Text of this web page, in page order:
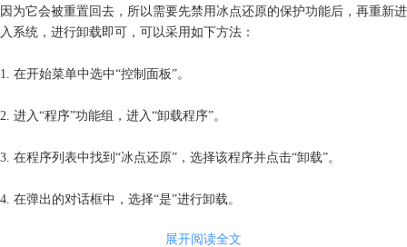
因为它会被重置回去，所以需要先禁用冰点还原的保护功能后，再重新进
入系统，进行卸载即可，可以采用如下方法：
1. 在开始菜单中选中“控制面板”。
2. 进入“程序”功能组，进入“卸载程序”。
3. 在程序列表中找到“冰点还原”，选择该程序并点击“卸载”。
4. 在弹出的对话框中，选择“是”进行卸载。
展开阅读全文